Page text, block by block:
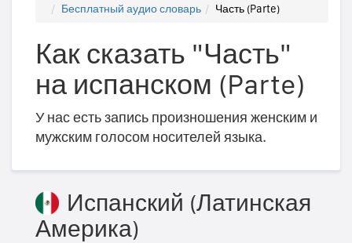
Бесплатный аудио словарь
Часть (Parte)
Как сказать "Часть"
на испанском (Parte)
У нас есть запись произношения женским и
мужским голосом носителей языка.
Испанский (Латинская
Америка)